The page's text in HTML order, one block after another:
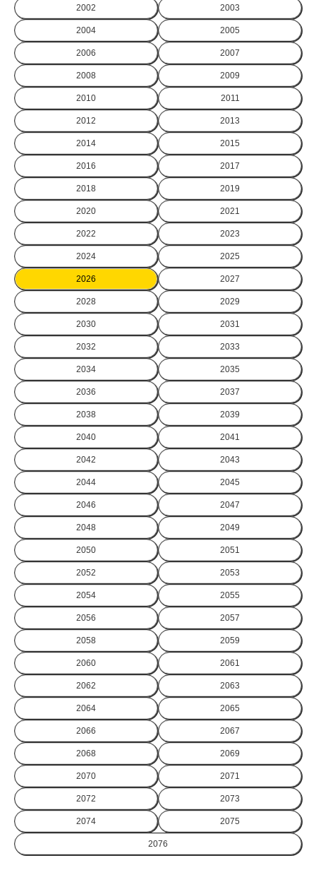
2002 2003
2004 2005
2006 2007
2008 2009
2010 2011
2012 2013
2014 2015
2016 2017
2018 2019
2020 2021
2022 2023
2024 2025
2026 2027
2028 2029
2030 2031
2032 2033
2034 2035
2036 2037
2038 2039
2040 2041
2042 2043
2044 2045
2046 2047
2048 2049
2050 2051
2052 2053
2054 2055
2056 2057
2058 2059
2060 2061
2062 2063
2064 2065
2066 2067
2068 2069
2070 2071
2072 2073
2074 2075
2076